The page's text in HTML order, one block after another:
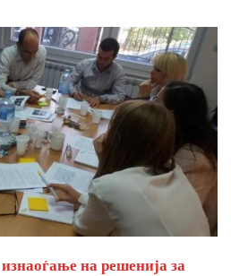
на решенија за